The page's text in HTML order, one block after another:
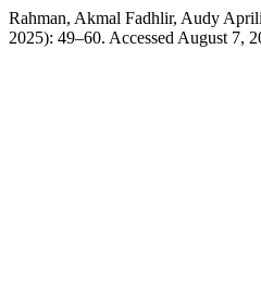
Rahman, Akmal Fadhlir, Audy
2025): 49–60. Accessed August 7,